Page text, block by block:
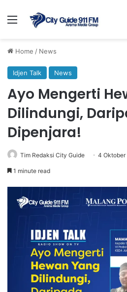
Menu
Home / News
Idjen Talk News
Ayo Mengerti
Dilindungi,
Dipenjara!
Tim Redaksi City Guide 4 Oktober
1 minute read